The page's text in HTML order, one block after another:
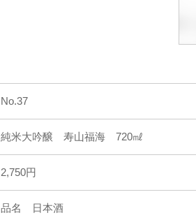
No.37
純米大吟醸 寿山福海 720㎖
2,750円
品名 日本酒